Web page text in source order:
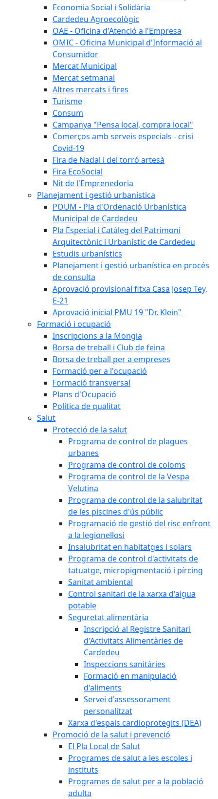
Economia Social i Solidària
Cardedeu Agroecològic
OAE - Oficina d'Atenció a l'Empresa
OMIC - Oficina Municipal d'Informació al
Consumidor
Mercat Municipal
Mercat setmanal
Altres mercats i fires
Turisme
Consum
Campanya "Pensa local, compra local"
Comerços amb serveis especials - crisi
Covid-19
Fira de Nadal i del torró artesà
Fira EcoSocial
Nit de l'Emprenedoria
Planejament i gestió urbanística
POUM - Pla d'Ordenació Urbanística
Municipal de Cardedeu
Pla Especial i Catàleg del Patrimoni
Arquitectònic i Urbanístic de Cardedeu
Estudis urbanístics
Planejament i gestió urbanística en procés
de consulta
Aprovació provisional fitxa Casa Josep Tey,
E-21
Aprovació inicial PMU 19 "Dr. Klein"
Formació i ocupació
Inscripcions a la Mongia
Borsa de treball i Club de feina
Borsa de treball per a empreses
Formació per a l'ocupació
Formació transversal
Plans d'Ocupació
Política de qualitat
Salut
Protecció de la salut
Programa de control de plagues
urbanes
Programa de control de coloms
Programa de control de la Vespa
Velutina
Programa de control de la salubritat
de les piscines d'ús públic
Programació de gestió del risc enfront
a la legionel·losi
Insalubritat en habitatges i solars
Programa de control d'activitats de
tatuatge, micropigmentació i pírcing
Sanitat ambiental
Control sanitari de la xarxa d'aigua
potable
Seguretat alimentària
Inscripció al Registre Sanitari
d'Activitats Alimentàries de
Cardedeu
Inspeccions sanitàries
Formació en manipulació
d'aliments
Servei d'assessorament
personalitzat
Xarxa d'espais cardioprotegits (DEA)
Promoció de la salut i prevenció
El Pla Local de Salut
Programes de salut a les escoles i
instituts
Programes de salut per a la població
adulta